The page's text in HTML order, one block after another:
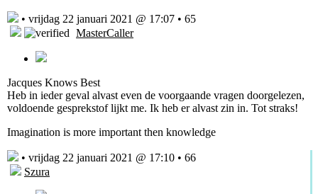
• vrijdag 22 januari 2021 @ 17:07 • 65
MasterCaller
Jacques Knows Best
Heb in ieder geval alvast even de voorgaande vragen doorgelezen,
voldoende gesprekstof lijkt me. Ik heb er alvast zin in. Tot straks!
Imagination is more important then knowledge
• vrijdag 22 januari 2021 @ 17:10 • 66
Szura